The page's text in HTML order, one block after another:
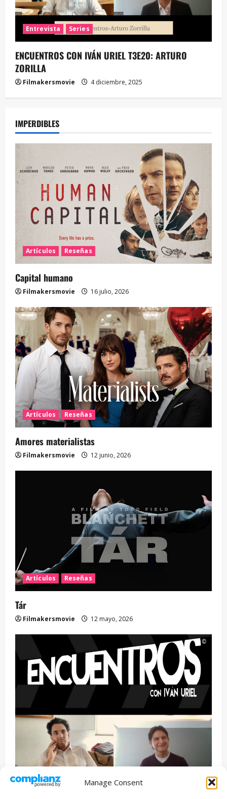
Manage Consent
Entrevista Series
ENCUENTROS CON IVÁN URIEL T3E20: ARTURO
ZORILLA
Filmakersmovie 4 diciembre, 2025
IMPERDIBLES
Artículos Reseñas
Capital humano
Filmakersmovie 16 julio, 2026
Artículos Reseñas
Amores materialistas
Filmakersmovie 12 junio, 2026
Artículos Reseñas
Tár
Filmakersmovie 12 mayo, 2026
Entrevista Series